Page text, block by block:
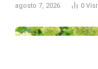
agosto 7, 2026 0